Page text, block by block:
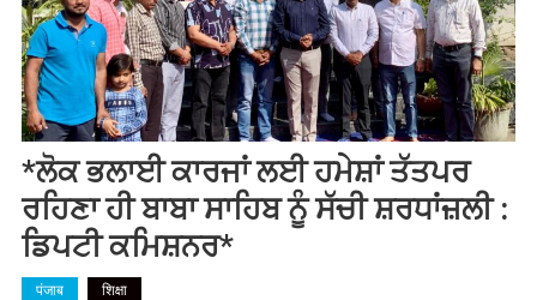
*ਲੋਕ ਭਲਾਈ ਕਾਰਜਾਂ ਲਈ ਹਮੇਸ਼ਾਂ ਤੱਤਪਰ
ਰਹਿਣਾ ਹੀ ਬਾਬਾ ਸਾਹਿਬ ਨੂੰ ਸੱਚੀ ਸ਼ਰਧਾਂਜ਼ਲੀ :
ਡਿਪਟੀ ਕਮਿਸ਼ਨਰ*
पंजाब शिक्षा